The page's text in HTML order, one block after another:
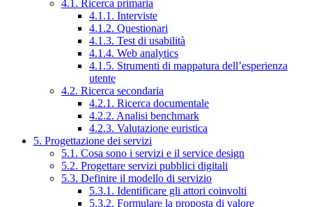
4.1. Ricerca primaria
4.1.1. Interviste
4.1.2. Questionari
4.1.3. Test di usabilità
4.1.4. Web analytics
4.1.5. Strumenti di mappatura dell’esperienza
utente
4.2. Ricerca secondaria
4.2.1. Ricerca documentale
4.2.2. Analisi benchmark
4.2.3. Valutazione euristica
5. Progettazione dei servizi
5.1. Cosa sono i servizi e il service design
5.2. Progettare servizi pubblici digitali
5.3. Definire il modello di servizio
5.3.1. Identificare gli attori coinvolti
5.3.2. Formulare la proposta di valore